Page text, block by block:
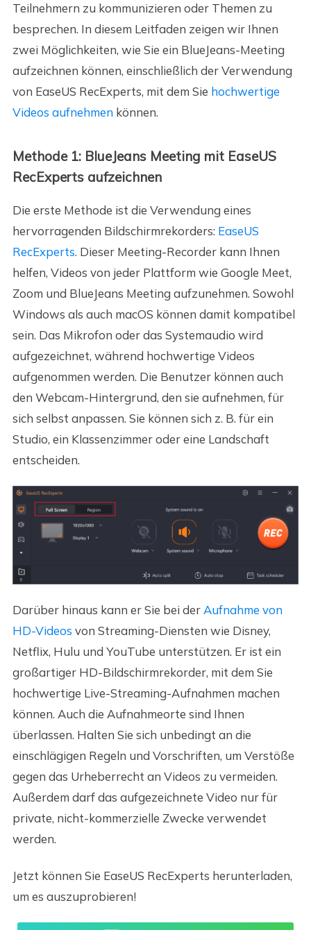
Teilnehmern zu kommunizieren oder Themen zu
besprechen. In diesem Leitfaden zeigen wir Ihnen
zwei Möglichkeiten, wie Sie ein BlueJeans-Meeting
aufzeichnen können, einschließlich der Verwendung
von EaseUS RecExperts, mit dem Sie hochwertige
Videos aufnehmenkönnen.
Methode 1: BlueJeans Meeting mit EaseUS
RecExperts aufzeichnen
Die erste Methode ist die Verwendung eines
hervorragenden Bildschirmrekorders: EaseUS
RecExperts. Dieser Meeting-Recorder kann Ihnen
helfen, Videos von jeder Plattform wie Google Meet,
Zoom und BlueJeans Meeting aufzunehmen. Sowohl
Windows als auch macOS können damit kompatibel
sein. Das Mikrofon oder das Systemaudio wird
aufgezeichnet, während hochwertige Videos
aufgenommen werden. Die Benutzer können auch
den Webcam-Hintergrund, den sie aufnehmen, für
sich selbst anpassen. Sie können sich z. B. für ein
Studio, ein Klassenzimmer oder eine Landschaft
entscheiden.
Darüber hinaus kann er Sie bei derAufnahme von
HD-Videos von Streaming-Diensten wie Disney,
Netflix, Hulu und YouTube unterstützen. Er ist ein
großartiger HD-Bildschirmrekorder, mit dem Sie
hochwertige Live-Streaming-Aufnahmen machen
können. Auch die Aufnahmeorte sind Ihnen
überlassen. Halten Sie sich unbedingt an die
einschlägigen Regeln und Vorschriften, um Verstöße
gegen das Urheberrecht an Videos zu vermeiden.
Außerdem darf das aufgezeichnete Video nur für
private, nicht-kommerzielle Zwecke verwendet
werden.
Jetzt können Sie EaseUS RecExperts herunterladen,
um es auszuprobieren!